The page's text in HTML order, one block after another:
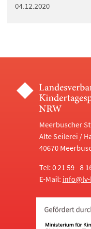
04.12.2020
Meerbuscher
Alte Seilerei /
40670
Tel: 0 21 59 - 8
E-Mail: